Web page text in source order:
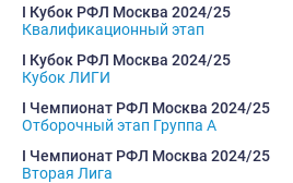
I Кубок РФЛ Москва 2024/25
Квалификационный этап
I Кубок РФЛ Москва 2024/25
Кубок ЛИГИ
I Чемпионат РФЛ Москва 2024/25
Отборочный этап Группа А
I Чемпионат РФЛ Москва 2024/25
Вторая Лига